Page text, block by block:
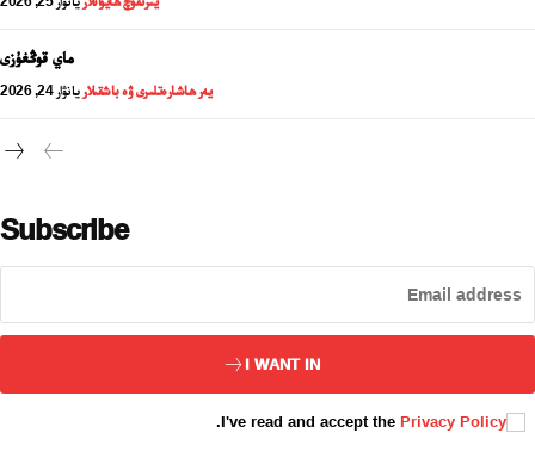
بىزنى قوللاڭ
ئالاقىلىشىش
مۇنبەر
ماي قوڭغۇزى
يەر ھاشارەتلىرى ۋە باشقىلار يانۋار 24, 2026
Subscribe
I WANT IN
I've read and accept the Privacy Policy
.